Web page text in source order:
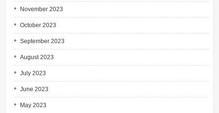
November 2023
October 2023
September 2023
August 2023
July 2023
June 2023
May 2023